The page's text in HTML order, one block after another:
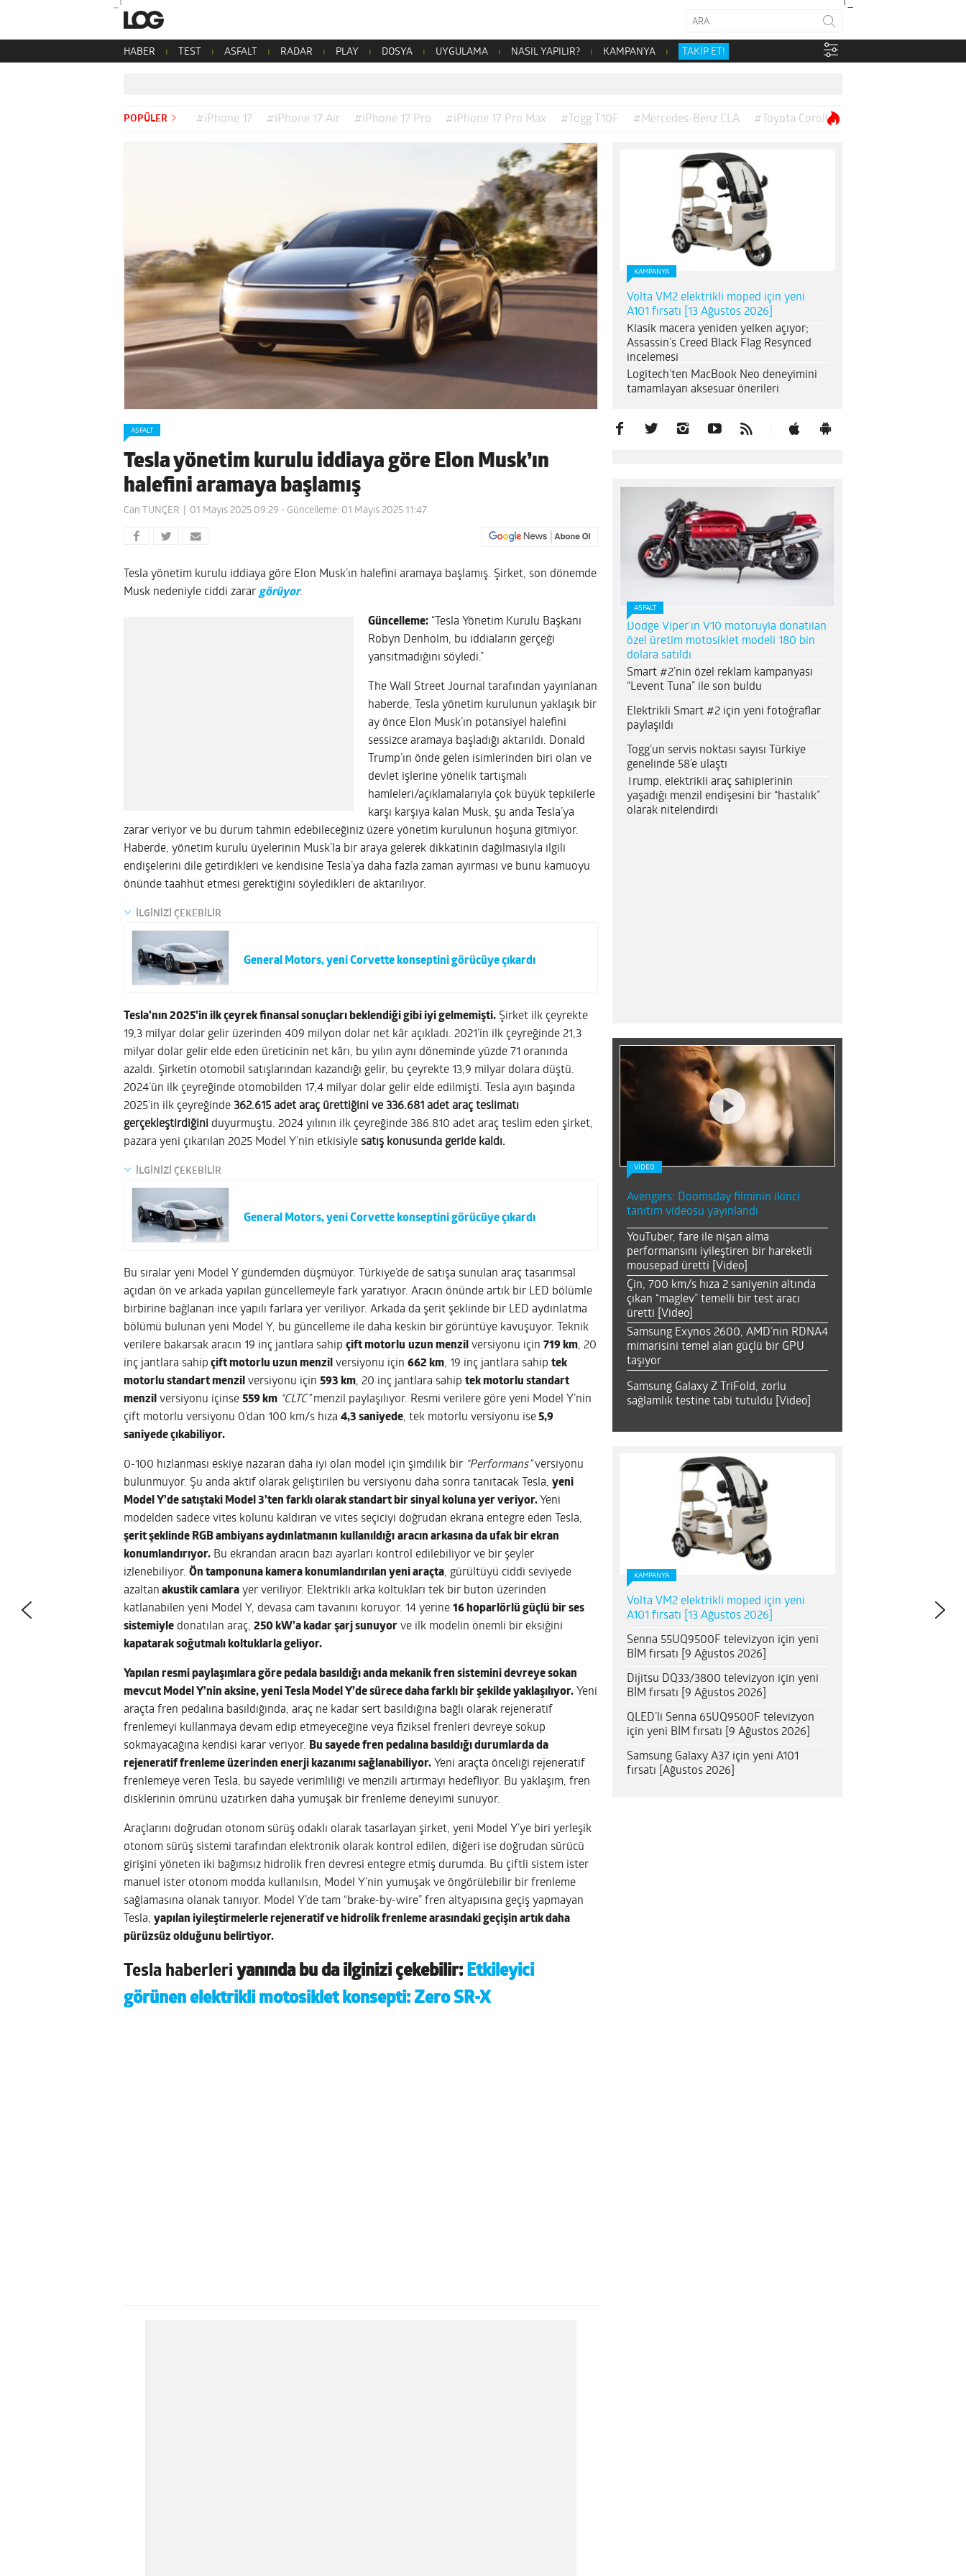
HABER TEST ASFALT RADAR PLAY DOSYA UYGULAMA NASIL YAPILIR? KAMPANYA TAKİP ET!
POPÜLER #iPhone 17 #iPhone 17 Air #iPhone 17 Pro #iPhone 17 Pro Max #Togg T10F #Mercedes-Benz CLA #Toyota Corolla
ASFALT
Tesla yönetim kurulu iddiaya göre Elon Musk’ın
halefini aramaya başlamış
Can TUNÇER 01 Mayıs 2025 09:29 - Güncelleme: 01 Mayıs 2025 11:47
Tesla yönetim kurulu iddiaya göre Elon Musk’ın halefini aramaya başlamış. Şirket, son dönemde
Musk nedeniyle ciddi zarar görüyor.
Güncelleme: “Tesla Yönetim Kurulu Başkanı
Robyn Denholm, bu iddiaların gerçeği
yansıtmadığını söyledi.”
The Wall Street Journal tarafından yayınlanan
haberde, Tesla yönetim kurulunun yaklaşık bir
ay önce Elon Musk’ın potansiyel halefini
sessizce aramaya başladığı aktarıldı. Donald
Trump’ın önde gelen isimlerinden biri olan ve
devlet işlerine yönelik tartışmalı
hamleleri/açıklamalarıyla çok büyük tepkilerle
karşı karşıya kalan Musk, şu anda Tesla’ya
zarar veriyor ve bu durum tahmin edebileceğiniz üzere yönetim kurulunun hoşuna gitmiyor.
Haberde, yönetim kurulu üyelerinin Musk’la bir araya gelerek dikkatinin dağılmasıyla ilgili
endişelerini dile getirdikleri ve kendisine Tesla’ya daha fazla zaman ayırması ve bunu kamuoyu
önünde taahhüt etmesi gerektiğini söyledikleri de aktarılıyor.
İLGİNİZİ ÇEKEBİLİR
General Motors, yeni Corvette konseptini görücüye çıkardı
Tesla’nın 2025’in ilk çeyrek finansal sonuçları beklendiği gibi iyi gelmemişti. Şirket ilk çeyrekte
19,3 milyar dolar gelir üzerinden 409 milyon dolar net kâr açıkladı. 2021’in ilk çeyreğinde 21,3
milyar dolar gelir elde eden üreticinin net kârı, bu yılın aynı döneminde yüzde 71 oranında
azaldı. Şirketin otomobil satışlarından kazandığı gelir, bu çeyrekte 13,9 milyar dolara düştü.
2024’ün ilk çeyreğinde otomobilden 17,4 milyar dolar gelir elde edilmişti. Tesla ayın başında
2025’in ilk çeyreğinde 362.615 adet araç ürettiğini ve 336.681 adet araç teslimatı
gerçekleştirdiğini duyurmuştu. 2024 yılının ilk çeyreğinde 386.810 adet araç teslim eden şirket,
pazara yeni çıkarılan 2025 Model Y’nin etkisiyle satış konusunda geride kaldı.
İLGİNİZİ ÇEKEBİLİR
General Motors, yeni Corvette konseptini görücüye çıkardı
Bu sıralar yeni Model Y gündemden düşmüyor. Türkiye’de de satışa sunulan araç tasarımsal
açıdan ön ve arkada yapılan güncellemeyle fark yaratıyor. Aracın önünde artık bir LED bölümle
birbirine bağlanan ince yapılı farlara yer veriliyor. Arkada da şerit şeklinde bir LED aydınlatma
bölümü bulunan yeni Model Y, bu güncelleme ile daha keskin bir görüntüye kavuşuyor. Teknik
verilere bakarsak aracın 19 inç jantlara sahip çift motorlu uzun menzil versiyonu için 719 km, 20
inç jantlara sahip çift motorlu uzun menzil versiyonu için 662 km, 19 inç jantlara sahip tek
motorlu standart menzil versiyonu için 593 km, 20 inç jantlara sahip tek motorlu standart
menzil versiyonu içinse 559 km “CLTC”menzil paylaşılıyor. Resmi verilere göre yeni Model Y’nin
çift motorlu versiyonu 0’dan 100 km/s hıza 4,3 saniyede, tek motorlu versiyonu ise5,9
saniyede çıkabiliyor.
0-100 hızlanması eskiye nazaran daha iyi olan model için şimdilik bir “Performans”versiyonu
bulunmuyor. Şu anda aktif olarak geliştirilen bu versiyonu daha sonra tanıtacak Tesla, yeni
Model Y’de satıştaki Model 3’ten farklı olarak standart bir sinyal koluna yer veriyor. Yeni
modelden sadece vites kolunu kaldıran ve vites seçiciyi doğrudan ekrana entegre eden Tesla,
şerit şeklinde RGB ambiyans aydınlatmanın kullanıldığı aracın arkasına da ufak bir ekran
konumlandırıyor. Bu ekrandan aracın bazı ayarları kontrol edilebiliyor ve bir şeyler
izlenebiliyor. Ön tamponuna kamera konumlandırılan yeni araçta, gürültüyü ciddi seviyede
azaltan akustik camlara yer veriliyor. Elektrikli arka koltukları tek bir buton üzerinden
katlanabilen yeni Model Y, devasa cam tavanını koruyor. 14 yerine 16 hoparlörlü güçlü bir ses
sistemiyle donatılan araç, 250 kW’a kadar şarj sunuyor ve ilk modelin önemli bir eksiğini
kapatarak soğutmalı koltuklarla geliyor.
Yapılan resmi paylaşımlara göre pedala basıldığı anda mekanik fren sistemini devreye sokan
mevcut Model Y’nin aksine, yeni Tesla Model Y’de sürece daha farklı bir şekilde yaklaşılıyor. Yeni
araçta fren pedalına basıldığında, araç ne kadar sert basıldığına bağlı olarak rejeneratif
frenlemeyi kullanmaya devam edip etmeyeceğine veya fiziksel frenleri devreye sokup
sokmayacağına kendisi karar veriyor. Bu sayede fren pedalına basıldığı durumlarda da
rejeneratif frenleme üzerinden enerji kazanımı sağlanabiliyor. Yeni araçta önceliği rejeneratif
frenlemeye veren Tesla, bu sayede verimliliği ve menzili artırmayı hedefliyor. Bu yaklaşım, fren
disklerinin ömrünü uzatırken daha yumuşak bir frenleme deneyimi sunuyor.
Araçlarını doğrudan otonom sürüş odaklı olarak tasarlayan şirket, yeni Model Y’ye biri yerleşik
otonom sürüş sistemi tarafından elektronik olarak kontrol edilen, diğeri ise doğrudan sürücü
girişini yöneten iki bağımsız hidrolik fren devresi entegre etmiş durumda. Bu çiftli sistem ister
manuel ister otonom modda kullanılsın, Model Y’nin yumuşak ve öngörülebilir bir frenleme
sağlamasına olanak tanıyor. Model Y’de tam “brake-by-wire” fren altyapısına geçiş yapmayan
Tesla, yapılan iyileştirmelerle rejeneratif ve hidrolik frenleme arasındaki geçişin artık daha
pürüzsüz olduğunu belirtiyor.
Tesla haberleri yanında bu da ilginizi çekebilir: Etkileyici
görünen elektrikli motosiklet konsepti: Zero SR-X
KAMPANYA
Volta VM2 elektrikli moped için yeni
A101 fırsatı [13 Ağustos 2026]
Klasik macera yeniden yelken açıyor;
Assassin’s Creed Black Flag Resynced
incelemesi
Logitech’ten MacBook Neo deneyimini
tamamlayan aksesuar önerileri
ASFALT
Dodge Viper’ın V10 motoruyla donatılan
özel üretim motosiklet modeli 180 bin
dolara satıldı
Smart #2’nin özel reklam kampanyası
“Levent Tuna” ile son buldu
Elektrikli Smart #2 için yeni fotoğraflar
paylaşıldı
Togg’un servis noktası sayısı Türkiye
genelinde 58’e ulaştı
Trump, elektrikli araç sahiplerinin
yaşadığı menzil endişesini bir “hastalık”
olarak nitelendirdi
VİDEO
Avengers: Doomsday filminin ikinci
tanıtım videosu yayınlandı
YouTuber, fare ile nişan alma
performansını iyileştiren bir hareketli
mousepad üretti [Video]
Çin, 700 km/s hıza 2 saniyenin altında
çıkan “maglev” temelli bir test aracı
üretti [Video]
Samsung Exynos 2600, AMD’nin RDNA4
mimarisini temel alan güçlü bir GPU
taşıyor
Samsung Galaxy Z TriFold, zorlu
sağlamlık testine tabi tutuldu [Video]
KAMPANYA
Volta VM2 elektrikli moped için yeni
A101 fırsatı [13 Ağustos 2026]
Senna 55UQ9500F televizyon için yeni
BİM fırsatı [9 Ağustos 2026]
Dijitsu DQ33/3800 televizyon için yeni
BİM fırsatı [9 Ağustos 2026]
QLED’li Senna 65UQ9500F televizyon
için yeni BİM fırsatı [9 Ağustos 2026]
Samsung Galaxy A37 için yeni A101
fırsatı [Ağustos 2026]